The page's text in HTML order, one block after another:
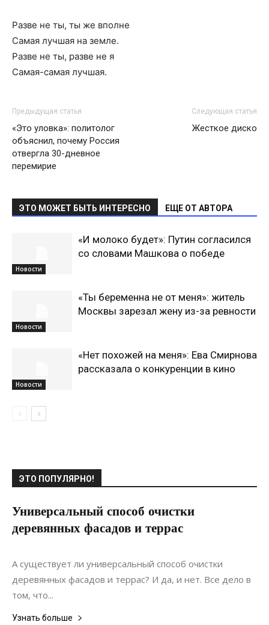
Разве не ты, ты же вполне
Самая лучшая на земле.
Разве не ты, разве не я
Самая-самая лучшая.
Предыдущая статья
«Это уловка»: политолог
объяснил, почему Россия
отвергла 30-дневное
перемирие
Следующая статья
Жесткое диско
ЭТО МОЖЕТ БЫТЬ ИНТЕРЕСНО ЕЩЕ ОТ АВТОРА
Новости
«И молоко будет»: Путин согласился
со словами Машкова о победе
Новости
«Ты беременна не от меня»: житель
Москвы зарезал жену из-за ревности
Новости
«Нет похожей на меня»: Ева Смирнова
рассказала о конкуренции в кино
ЭТО ПОПУЛЯРНО!
Универсальный способ очистки
деревянных фасадов и террас
15.08.2021
А существует ли универсальный способ очистки
деревянных фасадов и террас? И да, и нет. Все дело в
том, что...
Узнать больше